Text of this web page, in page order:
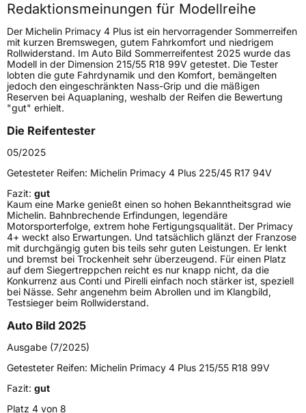
Höchstgeschwindigkeit
300 km/h
Lastindex106
Höchstlast950 kg
Gewicht (in kg)13,961 kg
Fahrzeugtyp
VerwendungSommerreifen
Modellname
FahrzeugartPKW & SUV
Weitere Eigenschaften
SchlauchtypTL
ZustandNeureifen
VerstärktXL
EU Label
EffizienzB
Redaktionsmeinungen für Modellreihe
Der Michelin Primacy 4 Plus ist ein hervorragender Sommerreifen
mit kurzen Bremswegen, gutem Fahrkomfort und niedrigem
Rollwiderstand. Im Auto Bild Sommerreifentest 2025 wurde das
Modell in der Dimension 215/55 R18 99V getestet. Die Tester
lobten die gute Fahrdynamik und den Komfort, bemängelten
jedoch den eingeschränkten Nass-Grip und die mäßigen
Reserven bei Aquaplaning, weshalb der Reifen die Bewertung
"gut" erhielt.
Die Reifentester
05/2025
Getesteter Reifen: Michelin Primacy 4 Plus 225/45 R17 94V
Fazit: gut
Kaum eine Marke genießt einen so hohen Bekanntheitsgrad wie
Michelin. Bahnbrechende Erfindungen, legendäre
Motorsporterfolge, extrem hohe Fertigungsqualität. Der Primacy
4+ weckt also Erwartungen. Und tatsächlich glänzt der Franzose
mit durchgängig guten bis teils sehr guten Leistungen. Er lenkt
und bremst bei Trockenheit sehr überzeugend. Für einen Platz
auf dem Siegertreppchen reicht es nur knapp nicht, da die
Konkurrenz aus Conti und Pirelli einfach noch stärker ist, speziell
bei Nässe. Sehr angenehm beim Abrollen und im Klangbild,
Testsieger beim Rollwiderstand.
Auto Bild 2025
Ausgabe (7/2025)
Getesteter Reifen: Michelin Primacy 4 Plus 215/55 R18 99V
Fazit: gut
Platz 4 von 8